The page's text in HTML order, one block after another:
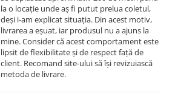
la o locație unde aș fi putut prelua coletul,
deși i-am explicat situația. Din acest motiv,
livrarea a eșuat, iar produsul nu a ajuns la
mine. Consider că acest comportament este
lipsit de flexibilitate și de respect față de
client. Recomand site-ului să își revizuiască
metoda de livrare.